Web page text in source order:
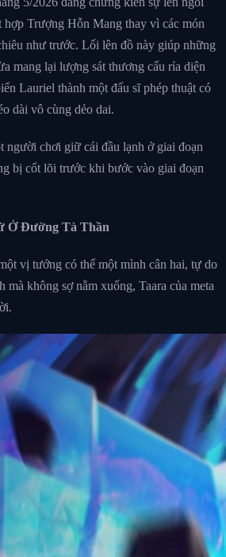
Trượng Hỗn Mang thay vì các món
như trước. Lối lên đồ này giúp những
mang lại lượng sát thương cấu rỉa diện
Lauriel thành một đấu sĩ phép thuật có
dài vô cùng dẻo dai.
người chơi giữ cái đầu lạnh ở giai đoạn
bị cốt lõi trước khi bước vào giai đoạn
Ở Đường Tà Thần
vị tướng có thể một mình cân hai, tự do
mà không sợ nằm xuống, Taara của meta